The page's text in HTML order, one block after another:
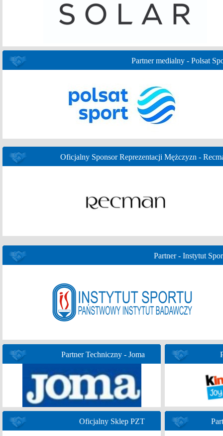
Partner medialny - Polsat
Oficjalny Sponsor Reprezentacji Mężczyzn -
Partner - Instytut
Partner Techniczny - Joma
Oficjalny Sklep PZT